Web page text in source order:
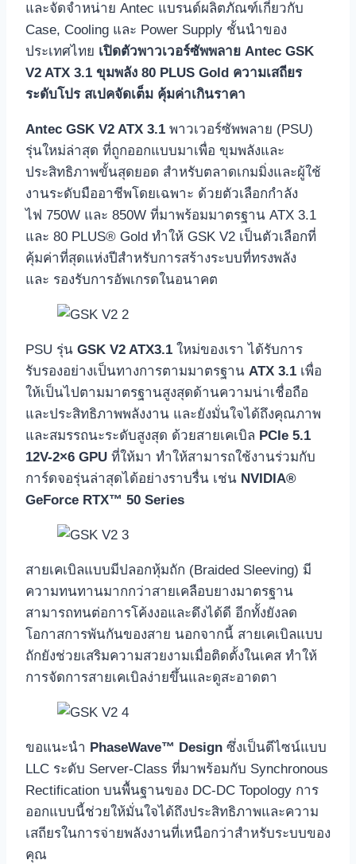
และจัดจำหน่าย Antec แบรนด์ผลิตภัณฑ์เกี่ยวกับ
Case, Cooling และ Power Supply ชั้นนำของ
ประเทศไทย เปิดตัวพาวเวอร์ซัพพลาย Antec GSK
V2 ATX 3.1 ขุมพลัง 80 PLUS Gold ความเสถียร
ระดับโปร สเปคจัดเต็ม คุ้มค่าเกินราคา
Antec GSK V2 ATX 3.1 พาวเวอร์ซัพพลาย (PSU)
รุ่นใหม่ล่าสุด ที่ถูกออกแบบมาเพื่อ ขุมพลังและ
ประสิทธิภาพขั้นสุดยอด สำหรับตลาดเกมมิ่งและผู้ใช้
งานระดับมืออาชีพโดยเฉพาะ ด้วยตัวเลือกกำลัง
ไฟ 750W และ 850W ที่มาพร้อมมาตรฐาน ATX 3.1
และ 80 PLUS® Gold ทำให้ GSK V2 เป็นตัวเลือกที่
คุ้มค่าที่สุดแห่งปีสำหรับการสร้างระบบที่ทรงพลัง
และ รองรับการอัพเกรดในอนาคต
PSU รุ่น GSK V2 ATX3.1 ใหม่ของเรา ได้รับการ
รับรองอย่างเป็นทางการตามมาตรฐาน ATX 3.1 เพื่อ
ให้เป็นไปตามมาตรฐานสูงสุดด้านความน่าเชื่อถือ
และประสิทธิภาพพลังงาน และยังมั่นใจได้ถึงคุณภาพ
และสมรรถนะระดับสูงสุด ด้วยสายเคเบิล PCIe 5.1
12V-2×6 GPU ที่ให้มา ทำให้สามารถใช้งานร่วมกับ
การ์ดจอรุ่นล่าสุดได้อย่างราบรื่น เช่น NVIDIA®
GeForce RTX™ 50 Series
สายเคเบิลแบบมีปลอกหุ้มถัก (Braided Sleeving) มี
ความทนทานมากกว่าสายเคลือบยางมาตรฐาน
สามารถทนต่อการโค้งงอและดึงได้ดี อีกทั้งยังลด
โอกาสการพันกันของสาย นอกจากนี้ สายเคเบิลแบบ
ถักยังช่วยเสริมความสวยงามเมื่อติดตั้งในเคส ทำให้
การจัดการสายเคเบิลง่ายขึ้นและดูสะอาดตา
ขอแนะนำ PhaseWave™ Design ซึ่งเป็นดีไซน์แบบ
LLC ระดับ Server-Class ที่มาพร้อมกับ Synchronous
Rectification บนพื้นฐานของ DC-DC Topology การ
ออกแบบนี้ช่วยให้มั่นใจได้ถึงประสิทธิภาพและความ
เสถียรในการจ่ายพลังงานที่เหนือกว่าสำหรับระบบของ
คุณ